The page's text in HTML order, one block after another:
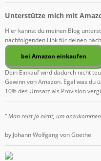
Unterstütze mich mit
Hier kannst du meinen Blog
nachfolgenden Link für deinen
Dein Einkauf wird dadurch nicht
Gewinn von Amazon. Egal was du
10% des Umsatz als Provision
“Man reist ja nicht, um
by Johann Wolfgang von Goethe